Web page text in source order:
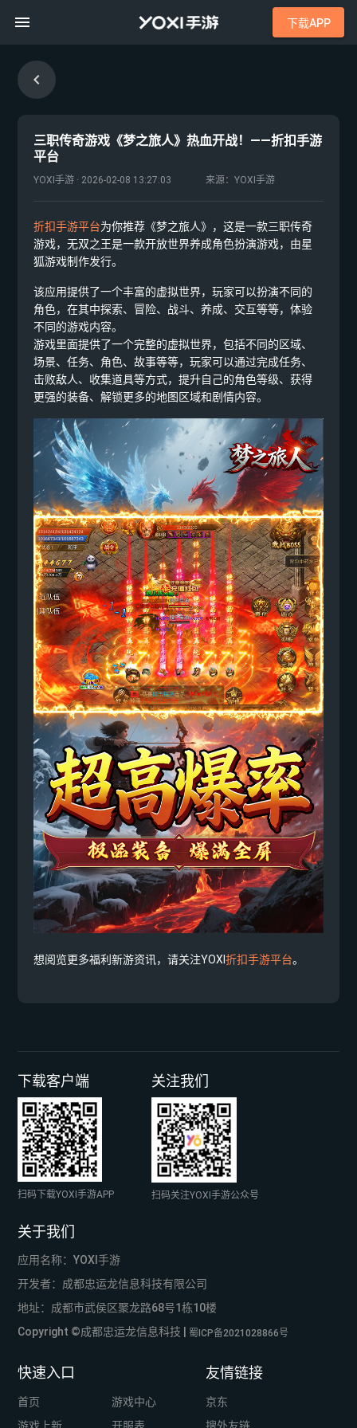
下载APP
三职传奇游戏《梦之旅人》热血开战！——折扣手游
平台
YOXI手游 · 2026-02-08 13:27:03 来源：YOXI手游
折扣手游平台为你推荐《梦之旅人》，这是一款三职传奇
游戏，无双之王是一款开放世界养成角色扮演游戏，由星
狐游戏制作发行。
该应用提供了一个丰富的虚拟世界，玩家可以扮演不同的
角色，在其中探索、冒险、战斗、养成、交互等等，体验
不同的游戏内容。
游戏里面提供了一个完整的虚拟世界，包括不同的区域、
场景、任务、角色、故事等等，玩家可以通过完成任务、
击败敌人、收集道具等方式，提升自己的角色等级、获得
更强的装备、解锁更多的地图区域和剧情内容。
想阅览更多福利新游资讯，请关注YOXI折扣手游平台。
下载客户端
扫码下载YOXI手游APP
关注我们
扫码关注YOXI手游公众号
关于我们
应用名称：YOXI手游
开发者：成都忠运龙信息科技有限公司
地址：成都市武侯区聚龙路68号1栋10楼
Copyright ©成都忠运龙信息科技 |
蜀ICP备2021028866号
快速入口
首页
游戏中心
游戏上新
开服表
友情链接
京东
搜外友链